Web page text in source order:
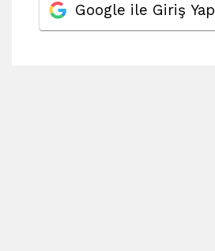
Google ile Giriş Yap